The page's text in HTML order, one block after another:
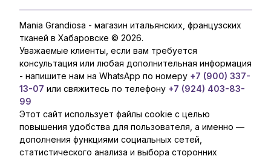
Mania Grandiosa - магазин итальянских, французских
тканей в Хабаровске © 2026.
Уважаемые клиенты, если вам требуется
консультация или любая дополнительная информация
- напишите нам на WhatsApp по номеру +7 (900) 337-
13-07 или свяжитесь по телефону +7 (924) 403-83-
99
Этот сайт использует файлы cookie с целью
повышения удобства для пользователя, а именно —
дополнения функциями социальных сетей,
статистического анализа и выбора сторонних